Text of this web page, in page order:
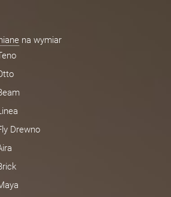
na wymiar
Drewno